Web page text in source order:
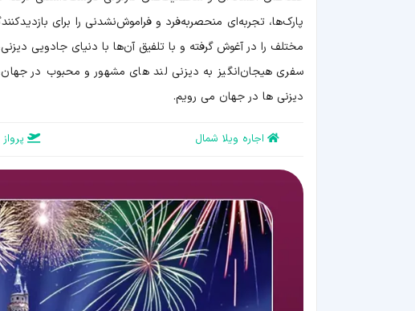
پارک‌ها، تجربه‌ای منحصربه‌فرد و فراموش‌نشدنی را برای
مختلف را در آغوش گرفته و با تلفیق آن‌ها با دنیای جادویی
سفری هیجان‌انگیز به دیزنی لند های مشهور و محبوب در
دیزنی ها در جهان می رویم.
اجاره ویلا شمال